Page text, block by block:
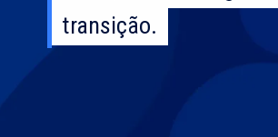
transição.
transição.